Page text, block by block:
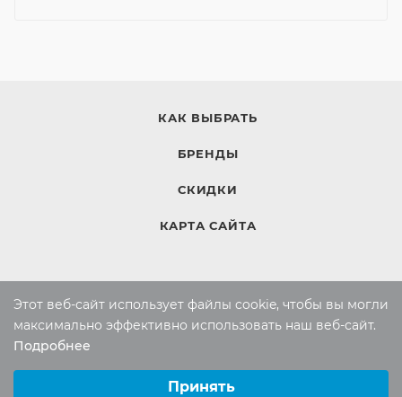
КАК ВЫБРАТЬ
БРЕНДЫ
СКИДКИ
КАРТА САЙТА
Компания
Этот веб-сайт использует файлы cookie, чтобы вы могли
максимально эффективно использовать наш веб-сайт.
Подробнее
Принять